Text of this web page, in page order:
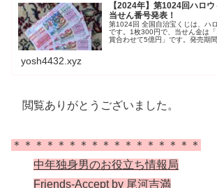
【2024年】第1024回ハロ
当せん番号発表！
第1024回 全国自治宝くじは、ハ
です。1枚300円で、当せん金は
賞合わせて5億円」です。発売期
す。支払開始日は、2024年10月
yosh4432.xyz
閲覧ありがとうございました。
＊＊＊＊＊＊＊＊＊＊＊＊＊＊＊＊＊
中年独身男のお役立ち情報局
Friends-Accept by 尾河吉満